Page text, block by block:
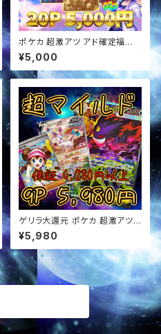
ポケカ 超激アツ アド確定福袋
オリパ
¥5,000
ゲリラ大還元 ポケカ 超激アツ
超マイルド オリパ
¥5,980